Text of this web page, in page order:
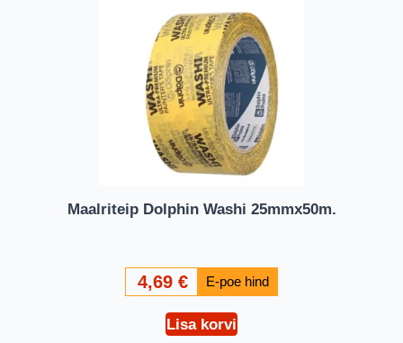
Maalriteip Dolphin Washi 25mmx50m.
4,69€
Lisa korvi